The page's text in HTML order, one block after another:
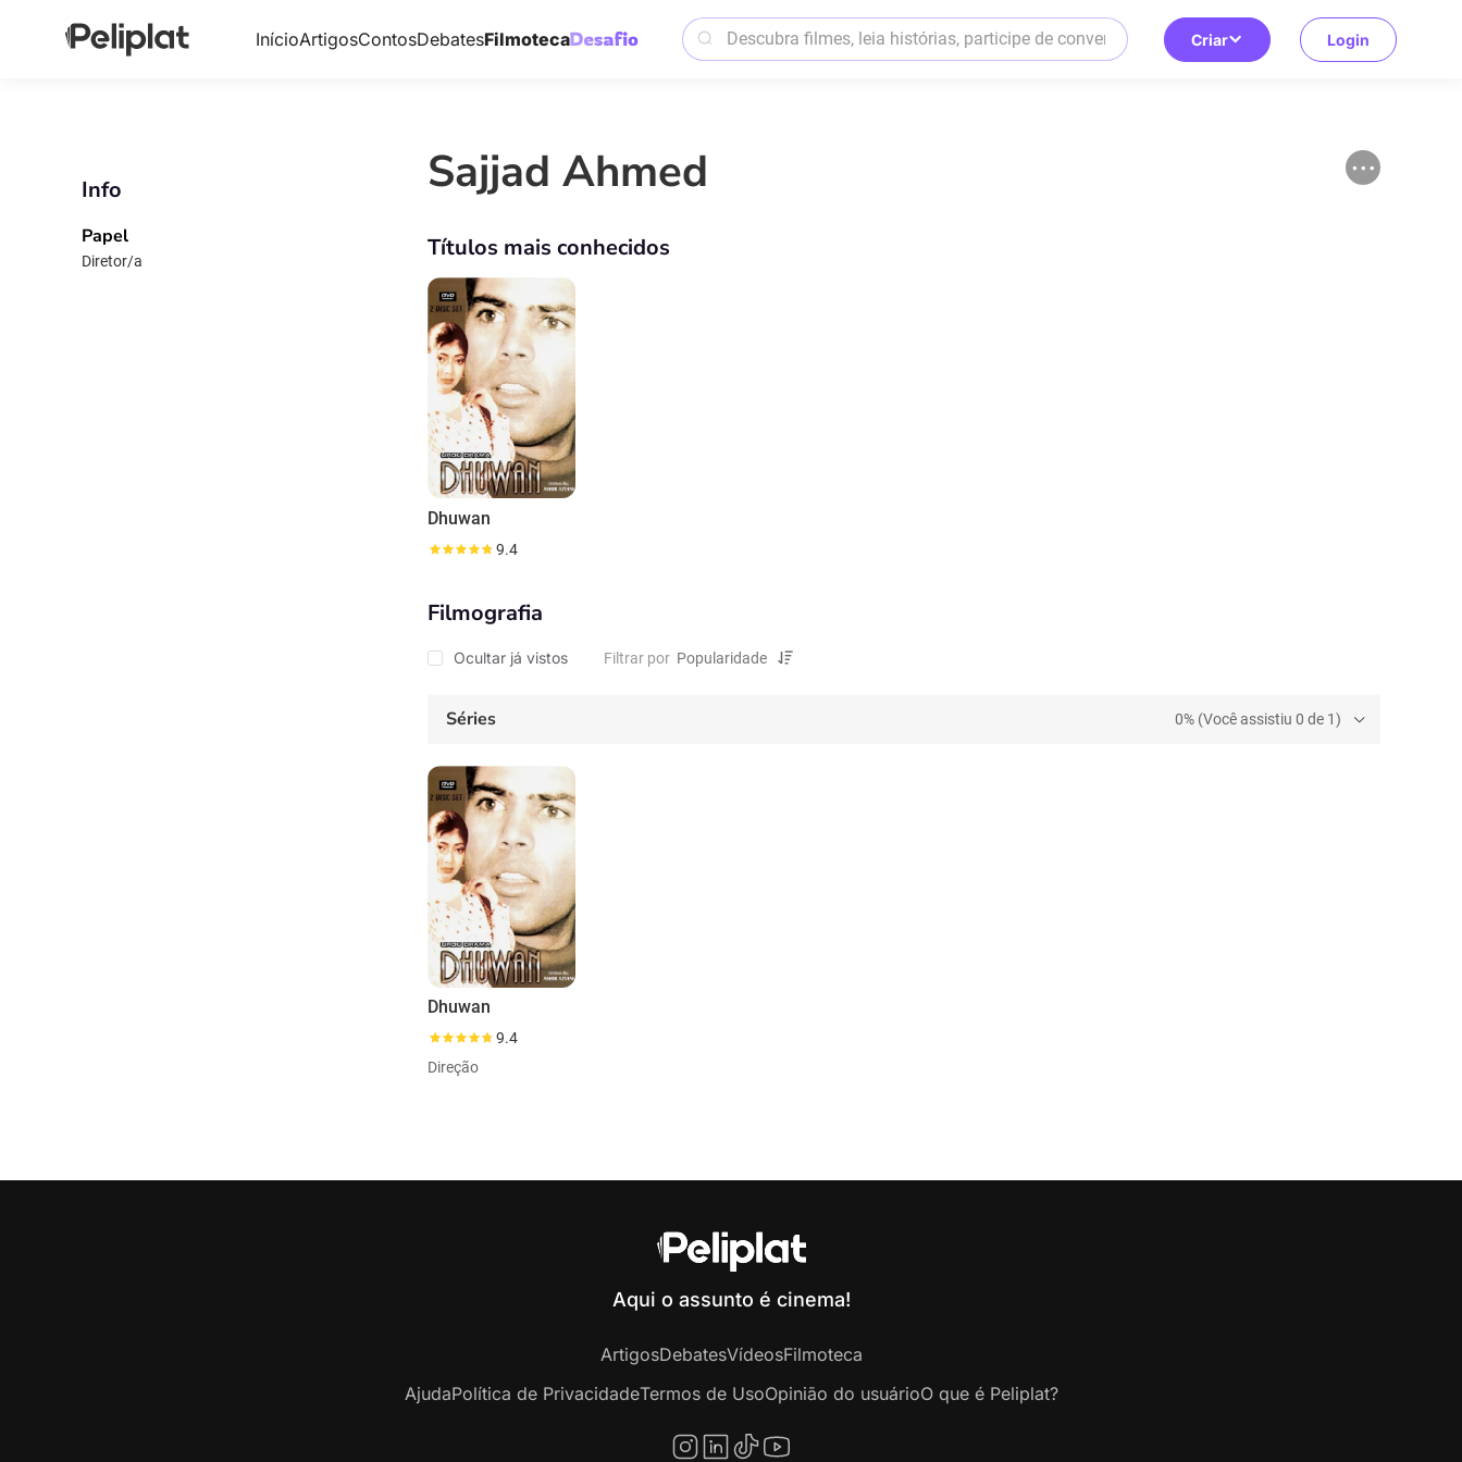
InícioArtigosContosDebatesFilmoteca Criar Login
Info
Papel
Diretor/a
Sajjad Ahmed
Títulos mais conhecidos
Dhuwan
9.4
Filmografia
Ocultar já vistos Filtrar por
Séries 0% (Você assistiu 0 de 1)
Dhuwan
9.4
Direção
Aqui o assunto é cinema!
ArtigosDebatesVídeosFilmoteca
AjudaPolítica de PrivacidadeTermos de UsoOpinião do usuárioO que é Peliplat?